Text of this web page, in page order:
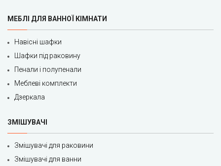
МЕБЛІ ДЛЯ ВАННОЇ КІМНАТИ
Навісні шафки
Шафки під раковину
Пенали і полупенали
Меблеві комплекти
Дзеркала
ЗМІШУВАЧІ
Змішувачі для раковини
Змішувачі для ванни